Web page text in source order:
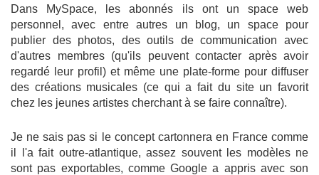
Dans MySpace, les abonnés ils ont un space web
personnel, avec entre autres un blog, un space pour
publier des photos, des outils de communication avec
d'autres membres (qu'ils peuvent contacter après avoir
regardé leur profil) et même une plate-forme pour diffuser
des créations musicales (ce qui a fait du site un favorit
chez les jeunes artistes cherchant à se faire connaître).
Je ne sais pas si le concept cartonnera en France comme
il l'a fait outre-atlantique, assez souvent les modèles ne
sont pas exportables, comme Google a appris avec son